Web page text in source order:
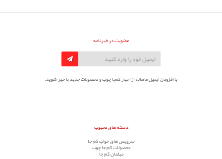
عضویت در خبرنامه
با افزودن ایمیل ماهانه از اخبار کمجا چوب و محصولات جدید با خبر شوید.
دسته های محبوب
سرویس های خواب کم جا
محصولات کم جا چوب
مبلمان کم جا